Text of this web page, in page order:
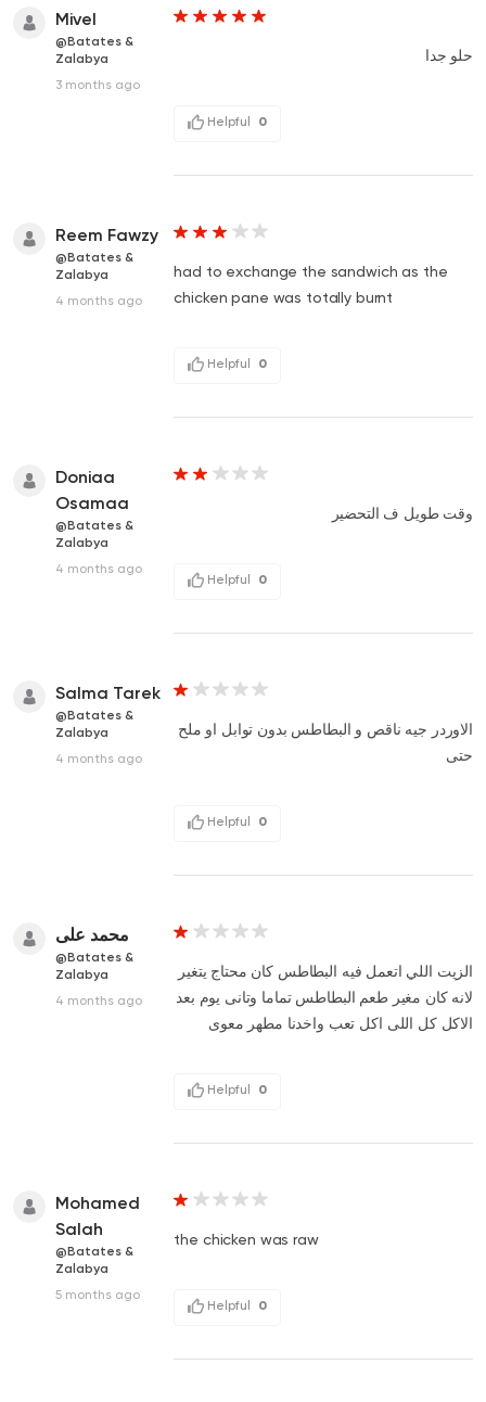
Mivel
@Batates &
Zalabya
3 months ago
حلو جدا
Helpful 0
Reem Fawzy
@Batates &
Zalabya
4 months ago
had to exchange the sandwich as the
chicken pane was totally burnt
Helpful 0
Doniaa
Osamaa
@Batates &
Zalabya
4 months ago
وقت طويل ف التحضير
Helpful 0
Salma Tarek
@Batates &
Zalabya
4 months ago
الاوردر جيه ناقص و البطاطس بدون توابل او ملح
حتى
Helpful 0
محمد على
@Batates &
Zalabya
4 months ago
الزيت اللي اتعمل فيه البطاطس كان محتاج يتغير
لانه كان مغير طعم البطاطس تماما وتانى يوم بعد
الاكل كل اللى اكل تعب واخدنا مطهر معوى
Helpful 0
Mohamed
Salah
@Batates &
Zalabya
5 months ago
the chicken was raw
Helpful 0